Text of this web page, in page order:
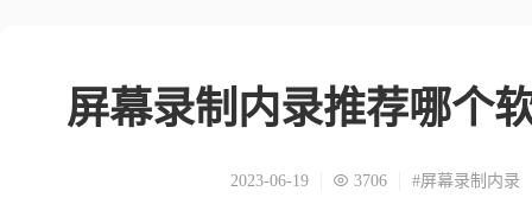
屏幕录制内录推荐哪个
2023-06-19 3706 #屏幕录制内录